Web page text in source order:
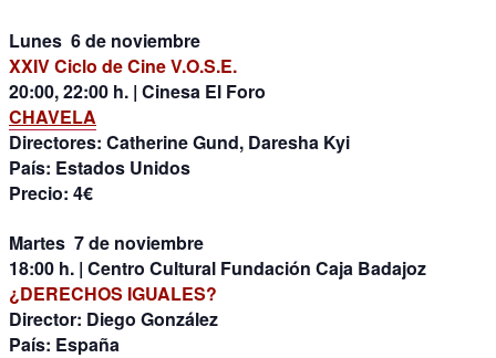
Lunes 6 de noviembre
XXIV Ciclo de Cine V.O.S.E.
20:00, 22:00 h. | Cinesa El Foro
CHAVELA
Directores: Catherine Gund, Daresha Kyi
País: Estados Unidos
Precio: 4€
Martes 7 de noviembre
18:00 h. | Centro Cultural Fundación Caja Badajoz
¿DERECHOS IGUALES?
Director: Diego González
País: España